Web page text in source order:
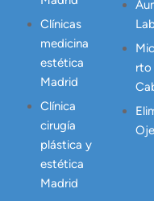
Clínicas
medicina
estética
Madrid
Clínica
cirugía
plástica y
estética
Madrid
rto